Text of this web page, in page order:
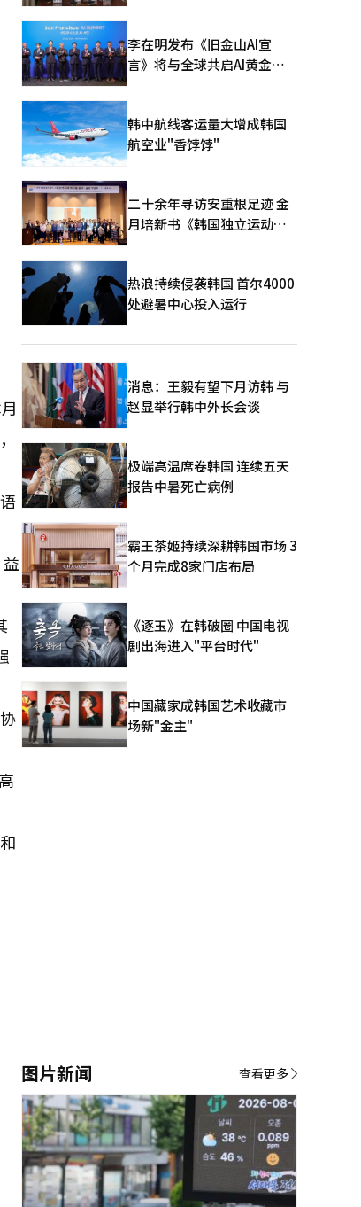
李在明发布《旧金山AI宣
言》将与全球共启AI黄金时
韩中航线客运量大增成韩国
航空业"香饽饽"
二十余年寻访安重根足迹 金
月培新书《韩国独立运动圣
热浪持续侵袭韩国 首尔4000
处避暑中心投入运行
消息：王毅有望下月访韩 与
赵显举行韩中外长会谈
极端高温席卷韩国 连续五天
报告中暑死亡病例
霸王茶姬持续深耕韩国市场 3
个月完成8家门店布局
《逐玉》在韩破圈 中国电视
剧出海进入"平台时代"
中国藏家成韩国艺术收藏市
场新"金主"
图片新闻 查看更多